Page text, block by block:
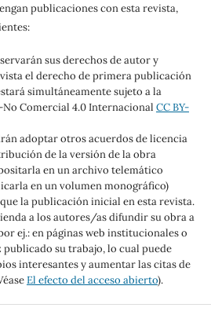
publicaciones con esta revista,
sus derechos de autor y
el derecho de primera publicación
simultáneamente sujeto a la
Comercial 4.0 Internacional CC BY-
adoptar otros acuerdos de licencia
de la versión de la obra
en un archivo telemático
en un volumen monográfico)
la publicación inicial en esta revista.
a los autores/as difundir su obra a
ej.: en páginas web institucionales o
publicado su trabajo, lo cual puede
interesantes y aumentar las citas de
El efecto del acceso abierto).